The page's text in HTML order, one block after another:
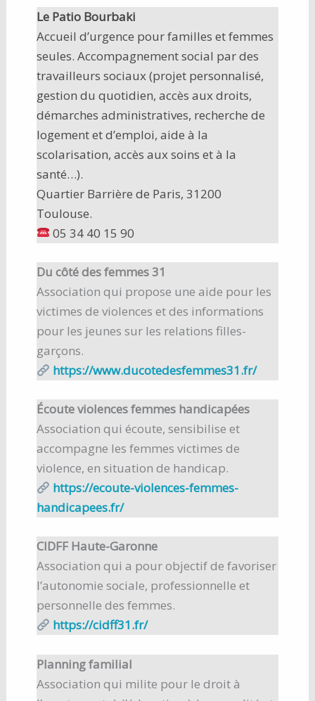
Le Patio Bourbaki
Accueil d’urgence pour familles et femmes
seules. Accompagnement social par des
travailleurs sociaux (projet personnalisé,
gestion du quotidien, accès aux droits,
démarches administratives, recherche de
logement et d’emploi, aide à la
scolarisation, accès aux soins et à la
santé…).
Quartier Barrière de Paris, 31200
Toulouse.
05 34 40 15 90
Du côté des femmes 31
Association qui propose une aide pour les
victimes de violences et des informations
pour les jeunes sur les relations filles-
garçons.
https://www.ducotedesfemmes31.fr/
Écoute violences femmes handicapées
Association qui écoute, sensibilise et
accompagne les femmes victimes de
violence, en situation de handicap.
https://ecoute-violences-femmes-
handicapees.fr/
CIDFF Haute-Garonne
Association qui a pour objectif de favoriser
l’autonomie sociale, professionnelle et
personnelle des femmes.
https://cidff31.fr/
Planning familial
Association qui milite pour le droit à